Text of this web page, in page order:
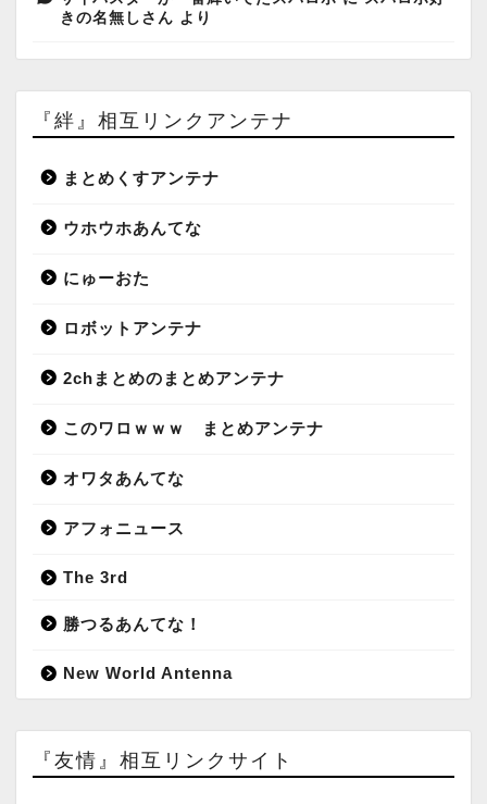
きの名無しさん より
『絆』相互リンクアンテナ
まとめくすアンテナ
ウホウホあんてな
にゅーおた
ロボットアンテナ
2chまとめのまとめアンテナ
このワロｗｗｗ まとめアンテナ
オワタあんてな
アフォニュース
The 3rd
勝つるあんてな！
New World Antenna
『友情』相互リンクサイト